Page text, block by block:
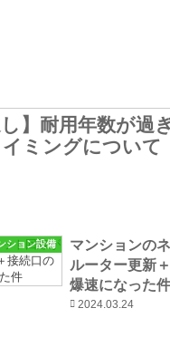
し】耐用年数が過
ミングについて
ション設備
マンションの
ルーター更新
爆速になった件
2024.03.24